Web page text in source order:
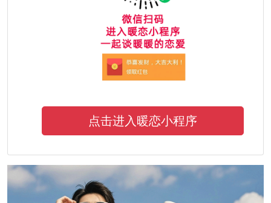
点击进入暖恋小程序